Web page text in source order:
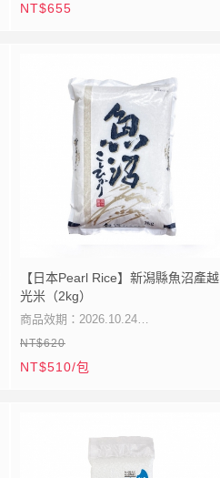
★日本產地銘柄特選
NT$655
【日本Pearl Rice】新潟縣魚沼產越
光米（2kg）
商品效期：2026.10.24
★魚沼越光米中極品
NT$620
NT$510/包